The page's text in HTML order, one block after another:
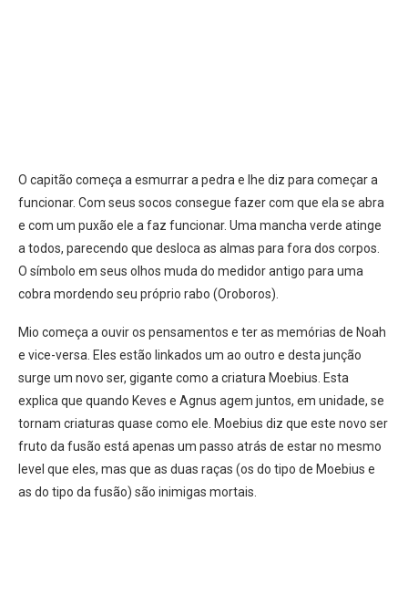
O capitão começa a esmurrar a pedra e lhe diz para começar a
funcionar. Com seus socos consegue fazer com que ela se abra
e com um puxão ele a faz funcionar. Uma mancha verde atinge
a todos, parecendo que desloca as almas para fora dos corpos.
O símbolo em seus olhos muda do medidor antigo para uma
cobra mordendo seu próprio rabo (Oroboros).
Mio começa a ouvir os pensamentos e ter as memórias de Noah
e vice-versa. Eles estão linkados um ao outro e desta junção
surge um novo ser, gigante como a criatura Moebius. Esta
explica que quando Keves e Agnus agem juntos, em unidade, se
tornam criaturas quase como ele. Moebius diz que este novo ser
fruto da fusão está apenas um passo atrás de estar no mesmo
level que eles, mas que as duas raças (os do tipo de Moebius e
as do tipo da fusão) são inimigas mortais.